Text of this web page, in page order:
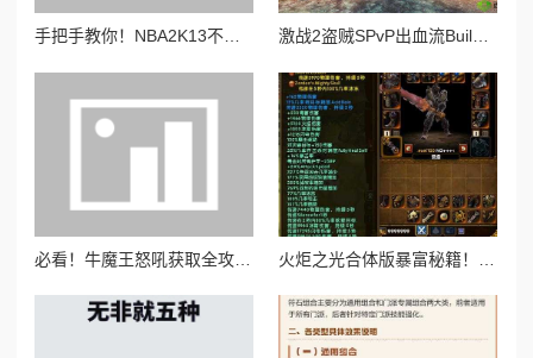
手把手教你！NBA2K13不用替换原有球员照片，轻松添加新照片攻略 激战2盗贼SPvP出血流Build！5分钟教你打出秒杀流 竞技场暴力美学天花板